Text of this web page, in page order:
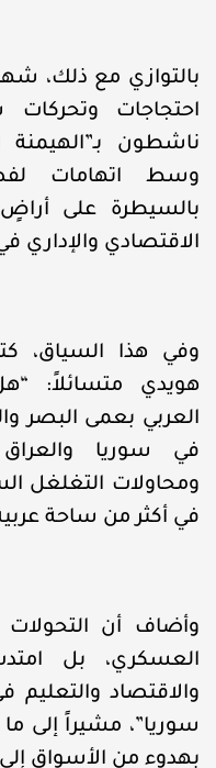
بالتوازي مع ذلك،
احتجاجات
ناشطون بـ”الهيمنة
وسط اتهامات
بالسيطرة على
الاقتصادي والإداري
وفي هذا السياق،
هويدي متسائلاً:
العربي بعمى البصر
في سوريا والعراق
ومحاولات التغلغل
في أكثر من ساحة
وأضاف أن
العسكري، بل
والاقتصاد والتعليم
سوريا”، مشيراً إلى ما
بهدوء من الأسواق